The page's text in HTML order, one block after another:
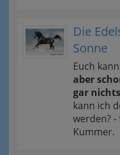
Die
Sonne
Euch
aber
gar
kann ich
werden?
Kummer.